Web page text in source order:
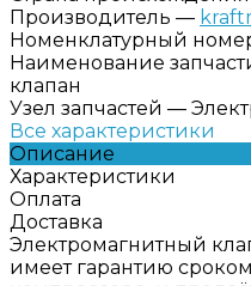
Производитель —
Номенклатурный
Наименование
клапан
Узел запчастей —
Все характеристики
Описание
Характеристики
Оплата
Доставка
Электромагнитный
имеет гарантию